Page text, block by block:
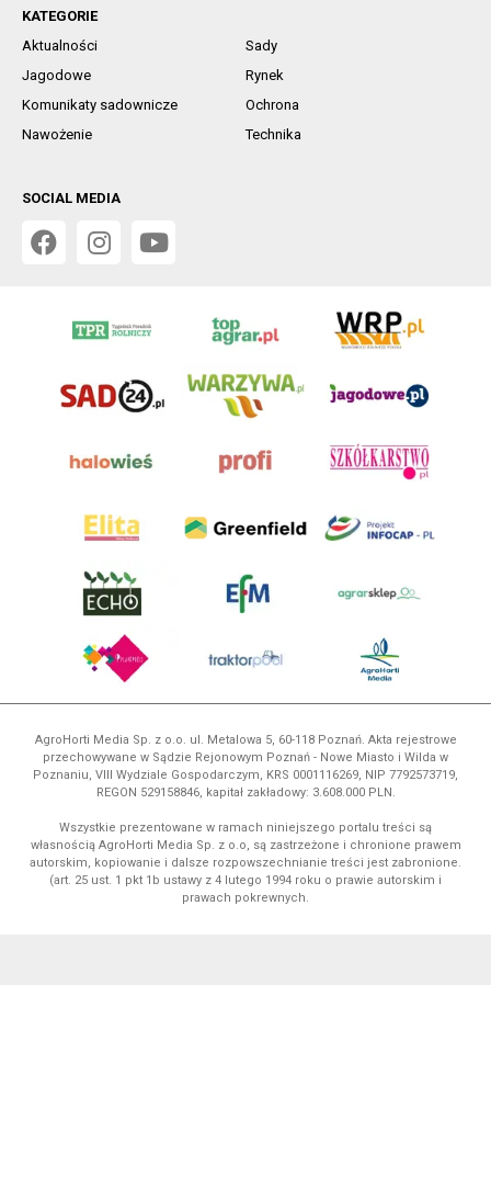
KATEGORIE
Aktualności
Sady
Jagodowe
Rynek
Komunikaty sadownicze
Ochrona
Nawożenie
Technika
SOCIAL MEDIA
AgroHorti Media Sp. z o.o. ul. Metalowa 5, 60-118 Poznań. Akta rejestrowe
przechowywane w Sądzie Rejonowym Poznań - Nowe Miasto i Wilda w
Poznaniu, VIII Wydziale Gospodarczym, KRS 0001116269, NIP 7792573719,
REGON 529158846, kapitał zakładowy: 3.608.000 PLN.
Wszystkie prezentowane w ramach niniejszego portalu treści są
własnością AgroHorti Media Sp. z o.o, są zastrzeżone i chronione prawem
autorskim, kopiowanie i dalsze rozpowszechnianie treści jest zabronione.
(art. 25 ust. 1 pkt 1b ustawy z 4 lutego 1994 roku o prawie autorskim i
prawach pokrewnych.